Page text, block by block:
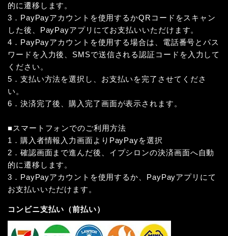
的に遷移します。
3．PayPayアカウントを使用するかQRコードをスキャン
した後、PayPayアプリにてお支払いいただけます。
4．PayPayアカウントを使用する場合は、電話番号とパス
ワードを入力後、SMSで送信される認証コードを入力して
ください。
5．支払い方法を選択し、お支払いを完了させてくださ
い。
6．決済完了後、購入完了画面が表示されます。
■スマートフォンでのご利用方法
1．購入者情報入力画面よりPayPayを選択
2．確認画面まで進んだ後、イプシロンの決済画面へ自動
的に遷移します。
3．PayPayアカウントを使用するか、PayPayアプリにて
お支払いいただけます。
コンビニ支払い（前払い）